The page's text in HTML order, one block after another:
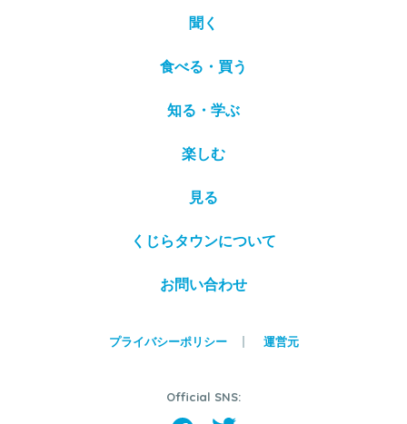
聞く
食べる・買う
知る・学ぶ
楽しむ
見る
くじらタウンについて
お問い合わせ
プライバシーポリシー 運営元
Official SNS: